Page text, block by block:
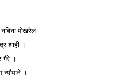
पोखरेल
शाही ।
गैरे ।
न्यौपाने ।